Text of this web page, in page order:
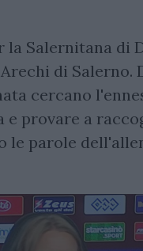
Salernitana di
di
cercano
e provare a
le parole